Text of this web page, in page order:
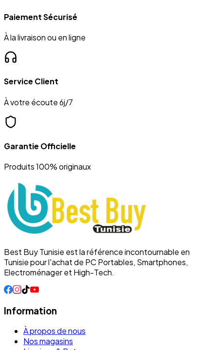
Paiement Sécurisé
À la livraison ou en ligne
Service Client
À votre écoute 6j/7
Garantie Officielle
Produits 100% originaux
Best Buy Tunisie est la référence incontournable en
Tunisie pour l'achat de PC Portables, Smartphones,
Electroménager et High-Tech.
Information
À propos de nous
Nos magasins